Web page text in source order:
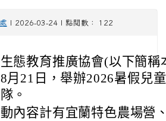
| 2026-03-24 | 點閱數： 122
態教育推廣協會(以下簡
8月21日，舉辦2026暑假兒
。
內容計有宜蘭特色農場營